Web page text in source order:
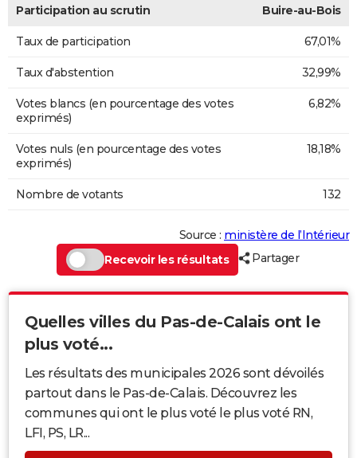
Bricolage
Lifestyle
Culture
Sport
Auto
Television
Voyage
Cinema
Participation au scrutin Buire-au-Bois
Taux de participation 67,01%
Taux d'abstention 32,99%
Votes blancs (en pourcentage des votes
exprimés)
6,82%
Votes nuls (en pourcentage des votes
exprimés)
18,18%
Nombre de votants 132
Source : ministère de l’Intérieur
Recevoir les résultats
Partager
Quelles villes du Pas-de-Calais ont le
plus voté...
Les résultats des municipales 2026 sont dévoilés
partout dans le Pas-de-Calais. Découvrez les
communes qui ont le plus voté le plus voté RN,
LFI, PS, LR...